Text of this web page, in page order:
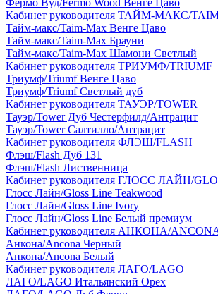
Фермо Вуд/Fermo Wood Венге Цаво
Кабинет руководителя ТАЙМ-МАКС/
Тайм-макс/Taim-Max Венге Цаво
Тайм-макс/Taim-Max Брауни
Тайм-макс/Taim-Max Шамони Светлый
Кабинет руководителя ТРИУМФ/TRIUMF
Триумф/Triumf Венге Цаво
Триумф/Triumf Светлый дуб
Кабинет руководителя ТАУЭР/TOWER
Тауэр/Tower Дуб Честерфилд/Антрацит
Тауэр/Tower Салтилло/Антрацит
Кабинет руководителя ФЛЭШ/FLASH
Флэш/Flash Дуб 131
Флэш/Flash Лиственница
Кабинет руководителя ГЛОСС ЛАЙН/
Глосс Лайн/Gloss Line Teakwood
Глосс Лайн/Gloss Line Ivory
Глосс Лайн/Gloss Line Белый премиум
Кабинет руководителя АНКОНА/
Анкона/Ancona Черный
Анкона/Ancona Белый
Кабинет руководителя ЛАГО/LAGO
ЛАГО/LAGO Итальянский Орех